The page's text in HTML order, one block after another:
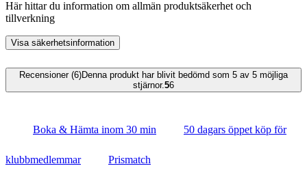
Här hittar du information om allmän produktsäkerhet och
tillverkning
Visa säkerhetsinformation
Recensioner (6)Denna produkt har blivit bedömd som 5 av 5 möjliga
stjärnor.56
Boka & Hämta inom 30 min 50 dagars öppet köp för
klubbmedlemmar Prismatch